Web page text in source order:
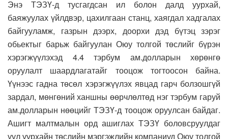
Энэ ТЭЗҮ-д тусгагдсан ил болон далд уурхай,
баяжуулах үйлдвэр, цахилгаан станц, хаягдал хадгалах
байгууламж, газрын дээрх, доорхи дэд бүтэц зэрэг
обьектыг барьж байгуулан Оюу толгой төслийг бүрэн
хэрэгжүүлэхэд 4.4 тэрбум ам.долларын хөрөнгө
оруулалт шаардлагатайг тооцож тогтоосон байна.
Үүнээс гадна төсөл хэрэгжүүлэх явцад гарч болзошгүй
зардал, мөнгөний ханшны өөрчлөлтөд нэг тэрбум гаруй
ам.долларын нөөцийг ТЭЗҮ-д тооцож оруулсан байдаг.
Ашигт малтмалын орд ашиглах ТЭЗҮ боловсруулдаг
уул уурхайн төслийн мэргэжлийн компаниуд Оюу толгой